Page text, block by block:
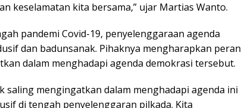
keselamatan kita bersama,” ujar Martias Wanto.
pandemi Covid-19, penyelenggaraan agenda
dan badunsanak. Pihaknya mengharapkan peran
dalam menghadapi agenda demokrasi tersebut.
saling mengingatkan dalam menghadapi agenda ini
di tengah penyelenggaran pilkada. Kita